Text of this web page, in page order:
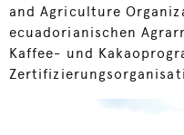
and Agriculture
ecuadorianischen
Kaffee- und